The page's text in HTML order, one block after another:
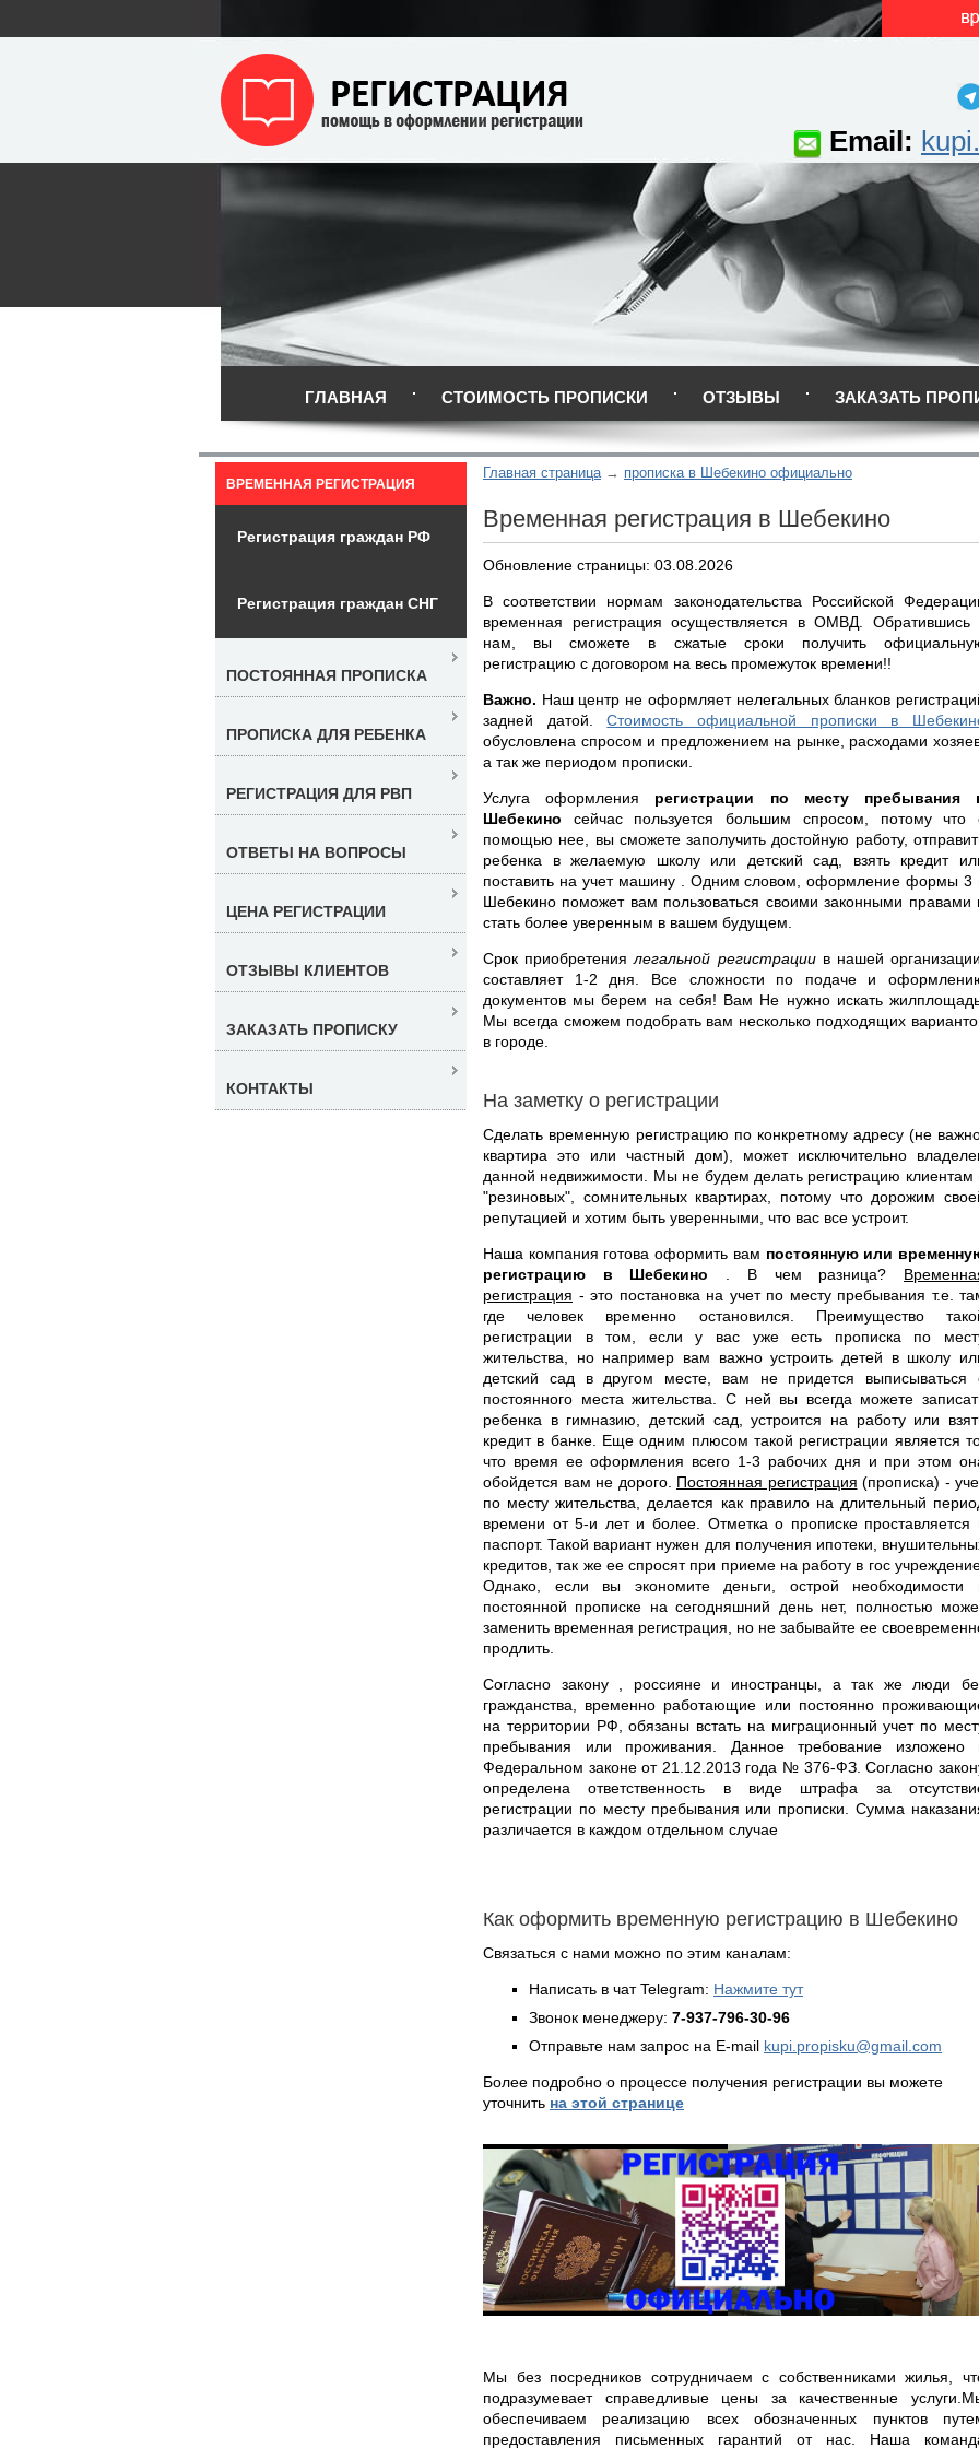
Email:
ГЛАВНАЯ СТОИМОСТЬ ПРОПИСКИ ОТЗЫВЫ ЗАКАЗАТЬ
Главная страница прописка в Шебекино официально
Временная регистрация в Шебекино
Обновление страницы: 03.08.2026
В соответствии нормам законодательства Российской
временная регистрация осуществляется в ОМВД. Обратившись
нам, вы сможете в сжатые сроки получить
регистрацию с договором на весь промежуток времени!!
Важно. Наш центр не оформляет нелегальных бланков
задней датой.Стоимость официальной прописки в
обусловлена спросом и предложением на рынке, расходами
а так же периодом прописки.
Услуга оформления регистрации по месту пребывания
Шебекино сейчас пользуется большим спросом, потому что
помощью нее, вы сможете заполучить достойную работу,
ребенка в желаемую школу или детский сад, взять кредит
поставить на учет машину . Одним словом, оформление формы 3
Шебекино поможет вам пользоваться своими законными правами
стать более уверенным в вашем будущем.
Срок приобретениялегальной регистрации в нашей организации,
составляет 1-2 дня. Все сложности по подаче и
документов мы берем на себя! Вам Не нужно искать
Мы всегда сможем подобрать вам несколько подходящих
в городе.
На заметку о регистрации
Сделать временную регистрацию по конкретному адресу (не
квартира это или частный дом), может исключительно
данной недвижимости. Мы не будем делать регистрацию клиентам
"резиновых", сомнительных квартирах, потому что дорожим
репутацией и хотим быть уверенными, что вас все устроит.
Наша компания готова оформить вам постоянную или
регистрацию в Шебекино
. В чем разница?
регистрация - это постановка на учет по месту пребывания т.е.
где человек временно остановился. Преимущество
регистрации в том, если у вас уже есть прописка по
жительства, но например вам важно устроить детей в школу
детский сад в другом месте, вам не придется выписываться
постоянного места жительства. С ней вы всегда можете
ребенка в гимназию, детский сад, устроится на работу или
кредит в банке. Еще одним плюсом такой регистрации является
что время ее оформления всего 1-3 рабочих дня и при этом
обойдется вам не дорого. Постоянная регистрация (прописка) -
по месту жительства, делается как правило на длительный
времени от 5-и лет и более. Отметка о прописке проставляется
паспорт. Такой вариант нужен для получения ипотеки,
кредитов, так же ее спросят при приеме на работу в гос
Однако, если вы экономите деньги, острой необходимости
постоянной прописке на сегодняшний день нет, полностью
заменить временная регистрация, но не забывайте ее
продлить.
Согласно закону , россияне и иностранцы, а так же люди
гражданства, временно работающие или постоянно
на территории РФ, обязаны встать на миграционный учет по
пребывания или проживания. Данное требование изложено
Федеральном законе от 21.12.2013 года № 376-ФЗ. Согласно
определена ответственность в виде штрафа за
регистрации по месту пребывания или прописки. Сумма
различается в каждом отдельном случае
Как оформить временную регистрацию в Шебекино
Связаться с нами можно по этим каналам:
Написать в чат Telegram: Нажмите тут
Звонок менеджеру: 7-937-796-30-96
Отправьте нам запрос на E-mail kupi.propisku@gmail.com
Более подробно о процессе получения регистрации вы можете
уточнить на этой странице
Мы без посредников сотрудничаем с собственниками жилья,
подразумевает справедливые цены за качественные
обеспечиваем реализацию всех обозначенных пунктов
предоставления письменных гарантий от нас. Наша
ВРЕМЕННАЯ РЕГИСТРАЦИЯ
Регистрация граждан РФ
Регистрация граждан СНГ
ПОСТОЯННАЯ ПРОПИСКА
ПРОПИСКА ДЛЯ РЕБЕНКА
РЕГИСТРАЦИЯ ДЛЯ РВП
ОТВЕТЫ НА ВОПРОСЫ
ЦЕНА РЕГИСТРАЦИИ
ОТЗЫВЫ КЛИЕНТОВ
ЗАКАЗАТЬ ПРОПИСКУ
КОНТАКТЫ